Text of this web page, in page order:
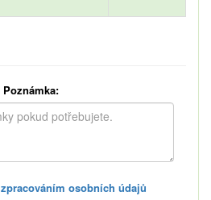
Poznámka:
zpracováním osobních údajů